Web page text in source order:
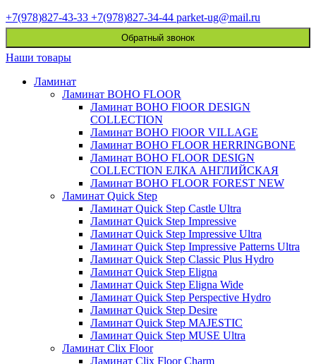
+7(978)827-43-33 +7(978)827-34-44 parket-ug@mail.ru
Обратный звонок
Наши товары
Ламинат
Ламинат BOHO FLOOR
Ламинат BOHO FlOOR DESIGN
COLLECTION
Ламинат BOHO FlOOR VILLAGE
Ламинат BOHO FLOOR HERRINGBONE
Ламинат BOHO FLOOR DESIGN
COLLECTION ЕЛКА АНГЛИЙСКАЯ
Ламинат BOHO FLOOR FOREST NEW
Ламинат Quick Step
Ламинат Quick Step Castle Ultra
Ламинат Quick Step Impressive
Ламинат Quick Step Impressive Ultra
Ламинат Quick Step Impressive Patterns Ultra
Ламинат Quick Step Classic Plus Hydro
Ламинат Quick Step Eligna
Ламинат Quick Step Eligna Wide
Ламинат Quick Step Perspective Hydro
Ламинат Quick Step Desire
Ламинат Quick Step MAJESTIC
Ламинат Quick Step MUSE Ultra
Ламинат Clix Floor
Ламинат Clix Floor Charm